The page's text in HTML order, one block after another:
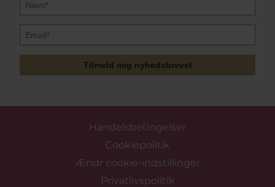
Tilmeld mig nyhedsbrevet
Handelsbetingelser
Cookiepolitik
Ændr cookie-indstillinger
Privatlivspolitik